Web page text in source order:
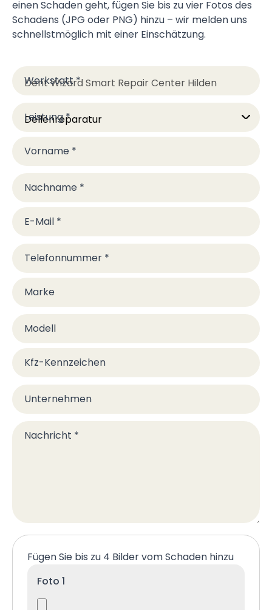
einen Schaden geht, fügen Sie bis zu vier Fotos des
Schadens (JPG oder PNG) hinzu – wir melden uns
schnellstmöglich mit einer Einschätzung.
Werkstatt*
Leistung*
Vorname *
Nachname *
E-Mail *
Telefonnummer *
Marke
Modell
Kfz-Kennzeichen
Unternehmen
Nachricht *
Fügen Sie bis zu 4 Bilder vom Schaden hinzu
Foto 1